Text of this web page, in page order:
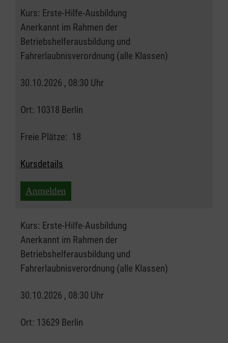
Kurs: Erste-Hilfe-Ausbildung
Anerkannt im Rahmen der
Betriebshelferausbildung und
Fahrerlaubnisverordnung (alle Klassen)
30.10.2026 , 08:30 Uhr
Ort: 10318 Berlin
Freie Plätze: 18
Kursdetails
Anmelden
Kurs: Erste-Hilfe-Ausbildung
Anerkannt im Rahmen der
Betriebshelferausbildung und
Fahrerlaubnisverordnung (alle Klassen)
30.10.2026 , 08:30 Uhr
Ort: 13629 Berlin